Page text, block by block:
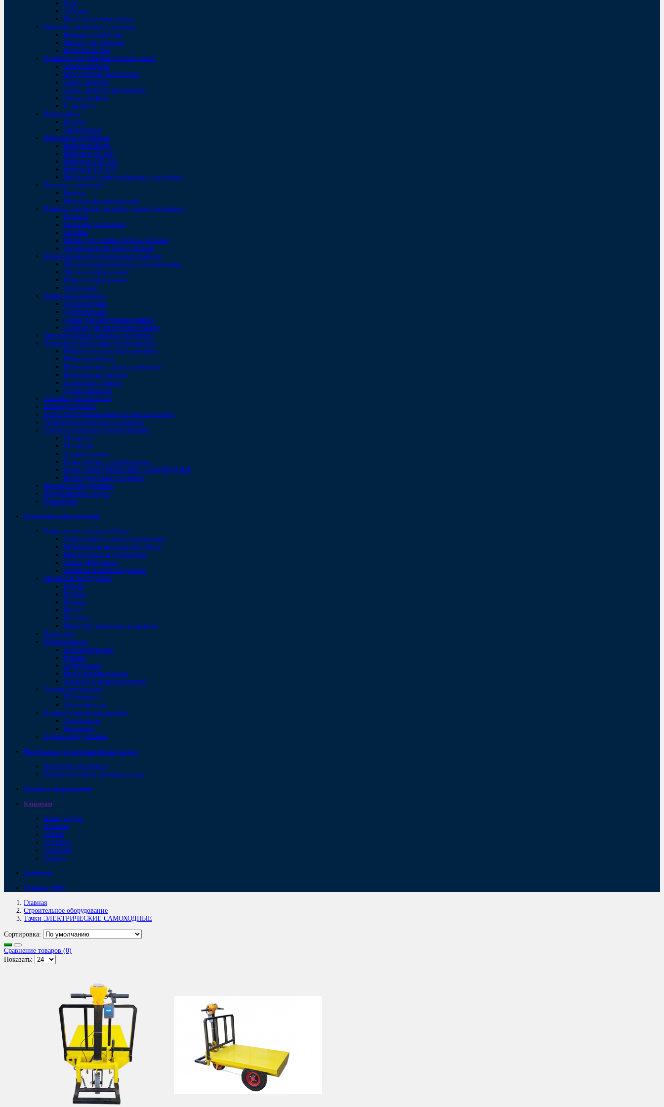
Тали
Лебедки
Грузоподъемные краны
Емкости для бетона и раствора
Бункеры для бетона
Ящики для раствора
Бетономешалки
Профили для деформационных швов
Альфа профиль
Бета профиль ремонтный
Синус профиль
Синус профиль ремонтный
Омега профиль
Т профиль
Виброрейки
Ручные
Секционные
Вибраторы глубинные
Вибратор Dingo
Вибратор JB-160
Вибратор ZIP-150
Bибратор FO-230
Высокочастотные вибраторы для бетона
Вязатели проволоки
Крючки
Вязатели автоматические
Правила, гладилки, скребки, малки для бетона
Правила
Гладилки для бетона
Скребки
Малки для затирки бетона. Кельмы
Формирователи шва и кромки
Шлифовально-полировальные машины
Машины шлифовально-полировальные
Фрезы шлифовальные
Пады полировальные
Аксессуары
Затирочные машины
Однороторные
Двухроторные
Диски для затирочных машин
Лопасти для затирочных машин
Фрезеровальные машины для бетона
Дорожно-строительное оборудование
Виброплиты и вибротрамбовки
Вибротрамбовки
Швонарезчики. Диски алмазные
Раздельщики трещин
Заливщики трещин
Диски отрезные
Тележки для топпинга
Бетоноукладчики
Пылесосы промышленные и пресепараторы
Двигатели внутреннего сгорания
Садово-строительное оборудование
Мотокосы
Мотобуры
Опрыскиватели
Тачки садово - строительные
Тачки ЭЛЕКТРИЧЕСКИЕ САМОХОДНЫЕ
Колеса для тачек и тележек
Щитовое оборудование
Предоставляем услуги
Генераторы
Отделочное оборудование
Окрасочные аппараты Chnye
Окрасочные аппараты поршневые
Мембранные распылители Chnye
Краскопульты и удлинители
Сопла (Форсунки)
Запчасти и комплектующие
Малярный инструмент
Бугели
Валики
Кельмы
Кисти
Шпатели
Ванночки, поддоны, вкладыши
Пылесосы
Шлифмашины
Телескопические
Ручные
Обдирочные
Круги шлифовальные
Запчасти и комплектующие
Электроинструмент
Штроборезы
Заклепочники
Измерительный инструмент
Дальномеры
Нивелиры
Прочее оборудование
Материалы для промышленных полов
Пропитки для бетона
Ремонтные смеси для пола и стен
Пищевое оборудование
Клиентам
Наши услуги
Новости
Статьи
Доставка
Гарантии
Аренда
Контакты
Станки с ЧПУ
Главная
Строительное оборудование
Тачки ЭЛЕКТРИЧЕСКИЕ САМОХОДНЫЕ
Сортировка:
Сравнение товаров (0)
Показать: